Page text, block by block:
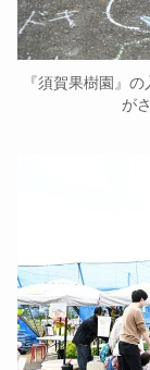
『須賀果樹園』
が